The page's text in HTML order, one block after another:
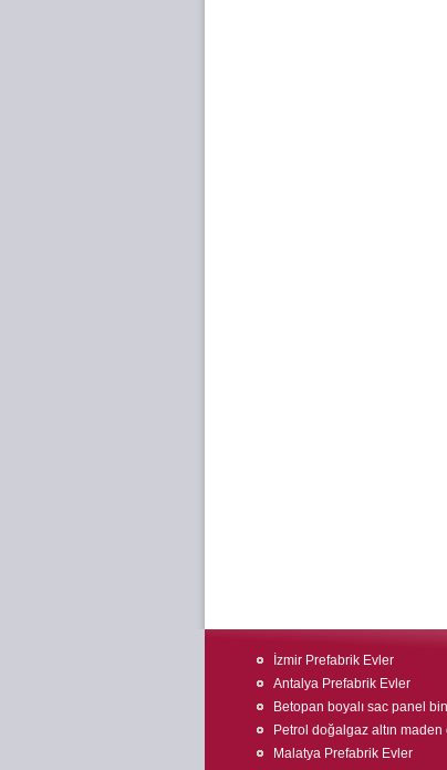
İzmir Prefabrik Evler
Antalya Prefabrik Evler
Betopan boyalı sac panel
Petrol doğalgaz altın maden
Malatya Prefabrik Evler